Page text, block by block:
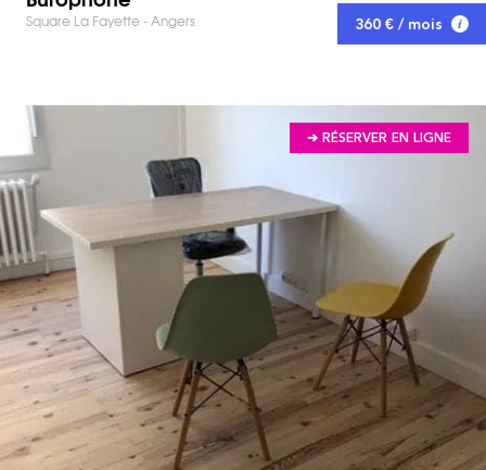
Square La Fayette - Angers 360 € / mois
➔ RÉSERVER EN LIGNE